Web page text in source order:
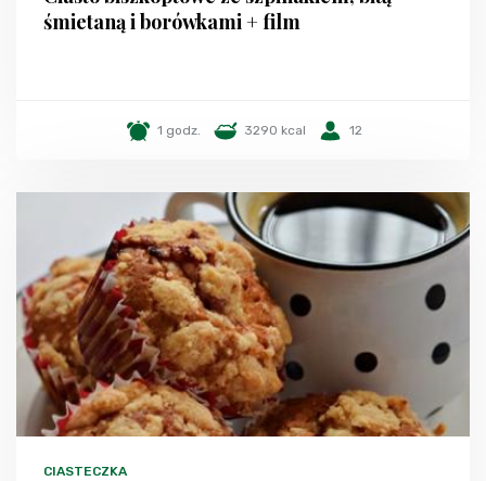
śmietaną i borówkami + film
1 godz. 3290 kcal 12
CIASTECZKA